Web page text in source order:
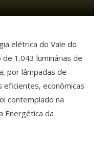
elétrica do Vale do
de 1.043 luminárias de
por lâmpadas de
eficientes, econômicas
contemplado na
Energética da